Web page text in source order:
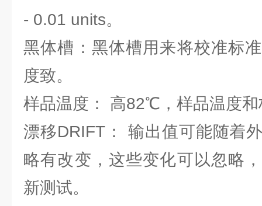
‐ 0.01 units。
黑体槽：黑体槽用来将校准标
度致。
样品温度： 高82℃，样品温度
漂移DRIFT： 输出值可能随着
略有改变，这些变化可以忽略
新测试。